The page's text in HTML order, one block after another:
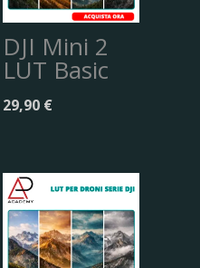
DJI Mini 2
LUT Basic
29,90 €